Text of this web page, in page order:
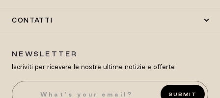
CONTATTI
NEWSLETTER
Iscriviti per ricevere le nostre ultime notizie e offerte
SUBMIT